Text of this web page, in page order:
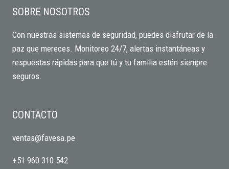
SOBRE NOSOTROS
Con nuestras sistemas de seguridad, puedes disfrutar de la
paz que mereces. Monitoreo 24/7, alertas instantáneas y
respuestas rápidas para que tú y tu familia estén siempre
seguros.
CONTACTO
ventas@favesa.pe
+51 960 310 542